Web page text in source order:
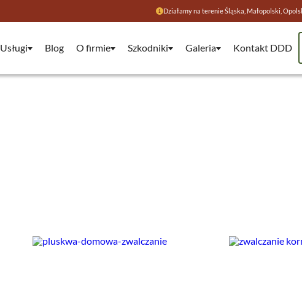
Działamy na terenie Śląska, Małopolski,
Usługi Blog O firmie Szkodniki Galeria Kontakt DDD